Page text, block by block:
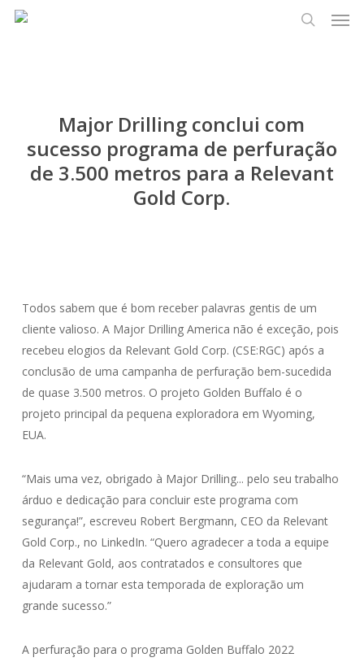
Pular
Major Drilling conclui com
sucesso programa de perfuração
de 3.500 metros para a Relevant
Gold Corp.
Todos sabem que é bom receber palavras gentis de um
cliente valioso. A Major Drilling America não é exceção, pois
recebeu elogios da Relevant Gold Corp. (CSE:RGC) após a
conclusão de uma campanha de perfuração bem-sucedida
de quase 3.500 metros. O projeto Golden Buffalo é o
projeto principal da pequena exploradora em Wyoming,
EUA.
“Mais uma vez, obrigado à Major Drilling... pelo seu trabalho
árduo e dedicação para concluir este programa com
segurança!”, escreveu Robert Bergmann, CEO da Relevant
Gold Corp., no LinkedIn. “Quero agradecer a toda a equipe
da Relevant Gold, aos contratados e consultores que
ajudaram a tornar esta temporada de exploração um
grande sucesso.”
A perfuração para o programa Golden Buffalo 2022